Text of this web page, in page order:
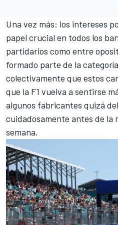
Una vez más: los intereses
papel crucial en todos los
partidarios como entre
formado parte de la
colectivamente que estos
que la F1 vuelva a sentirse
algunos fabricantes quizá
cuidadosamente antes de la
semana.